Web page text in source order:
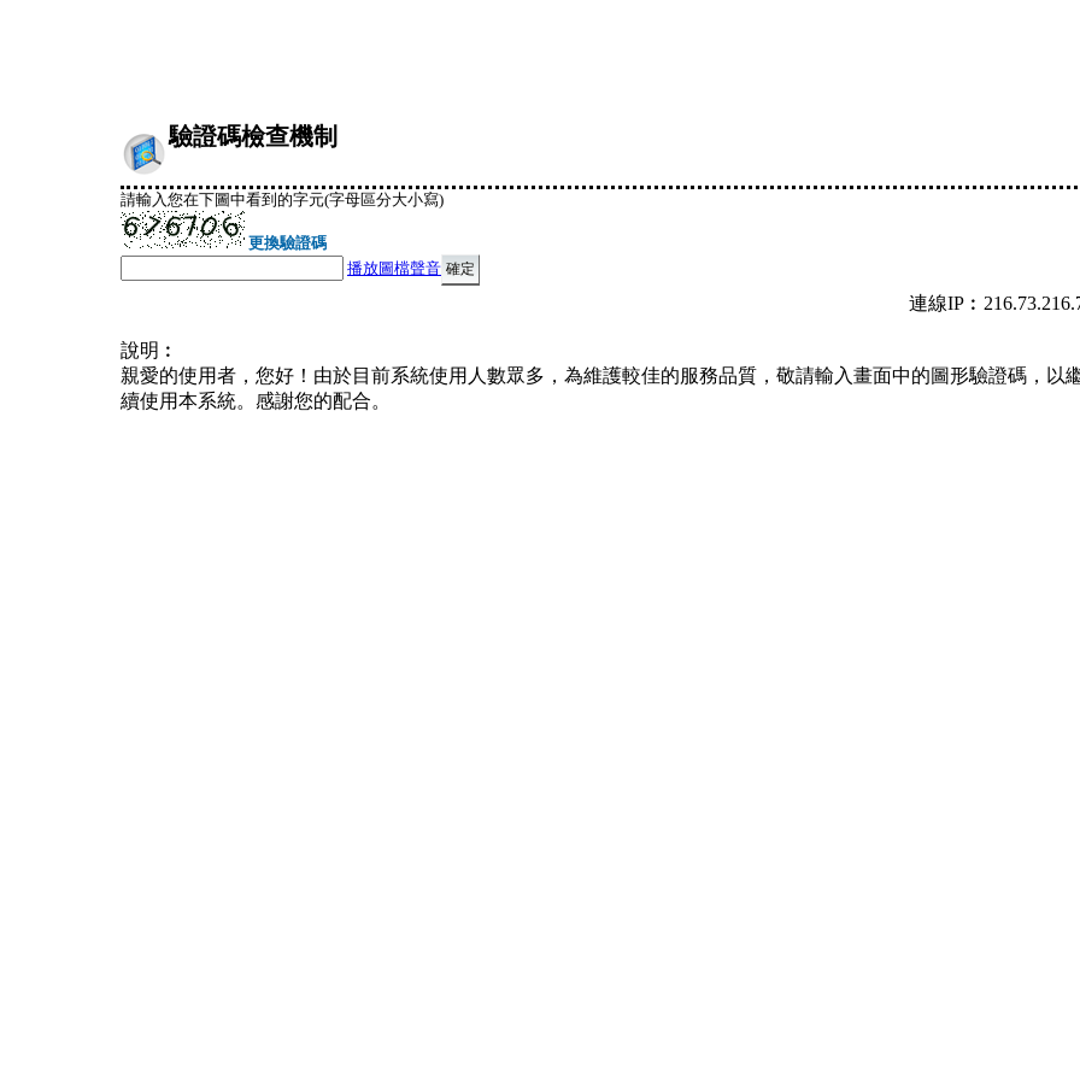
驗證碼檢查機制
請輸入您在下圖中看到的字元(字母區分大小寫)
更換驗證碼
播放圖檔聲音
連線
說明︰
親愛的使用者，您好！由於目前系統使用人數眾多，為維護較佳的服務品質，敬請輸入畫面中的圖形驗證碼，以
續使用本系統。感謝您的配合。